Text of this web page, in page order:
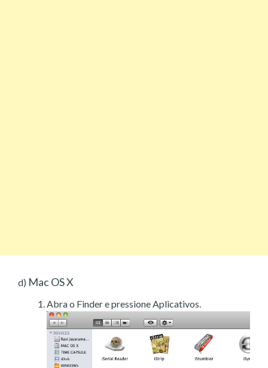
d) Mac OS X
Abra o Finder e pressione Aplicativos.